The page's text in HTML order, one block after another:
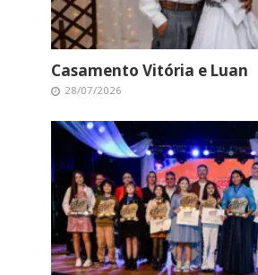
Casamento Vitória e Luan
28/07/2026